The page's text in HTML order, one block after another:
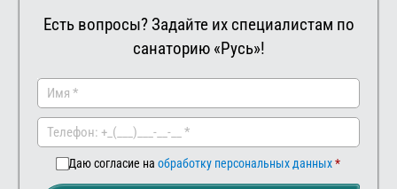
Есть вопросы? Задайте их специалистам по
санаторию «Русь»!
Даю согласие на обработку персональных данных